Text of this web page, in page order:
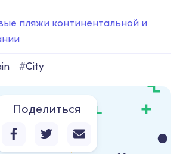
пляжи континентальной и
#City
Поделиться